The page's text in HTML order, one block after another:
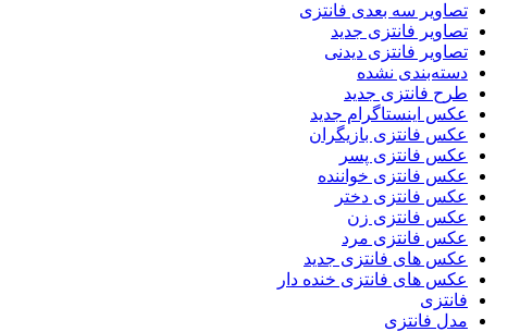
تصاویر سه بعدی فانتزی
تصاویر فانتزی جدید
تصاویر فانتزی دیدنی
دسته‌بندی نشده
طرح فانتزی جدید
عکس اینستاگرام جدید
عکس فانتزی بازیگران
عکس فانتزی پسر
عکس فانتزی خواننده
عکس فانتزی دختر
عکس فانتزی زن
عکس فانتزی مرد
عکس های فانتزی جدید
عکس های فانتزی خنده دار
فانتزی
مدل فانتزی